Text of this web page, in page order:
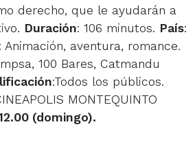
derecho, que le ayudarán a
Duración: 106 minutos. País:
: Animación, aventura, romance.
100 Bares, Catmandu
:Todos los públicos.
MONTEQUINTO
(domingo).